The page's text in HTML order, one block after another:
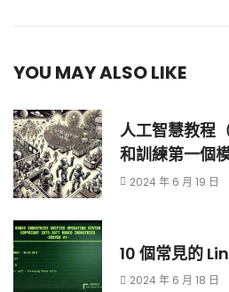
YOU MAY ALSO LIKE
人工智慧教程
和訓練第一個
2024 年 6 月 19 日
10 個常見的
2024 年 6 月 18 日